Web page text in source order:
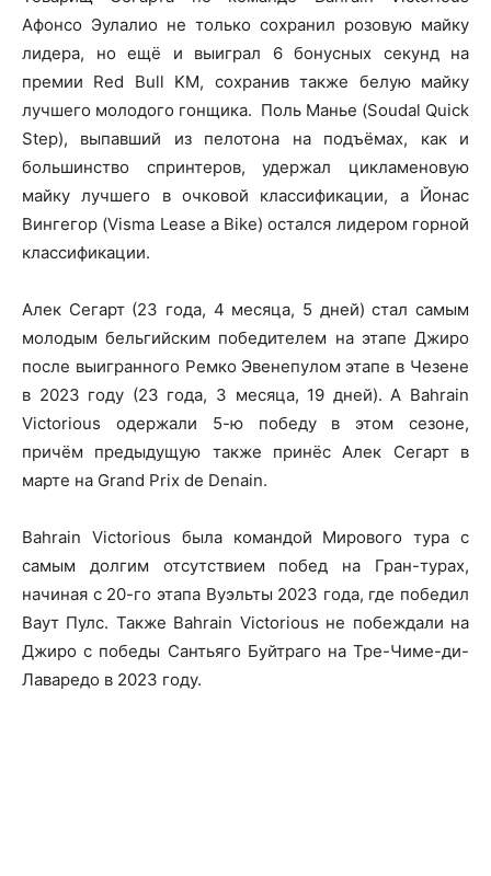
Афонсо Эулалио не только сохранил розовую майку
лидера, но ещё и выиграл 6 бонусных секунд на
премии Red Bull KM, сохранив также белую майку
лучшего молодого гонщика. Поль Манье (Soudal Quick
Step), выпавший из пелотона на подъёмах, как и
большинство спринтеров, удержал цикламеновую
майку лучшего в очковой классификации, а Йонас
Вингегор (Visma Lease a Bike) остался лидером горной
классификации.
Алек Сегарт (23 года, 4 месяца, 5 дней) стал самым
молодым бельгийским победителем на этапе Джиро
после выигранного Ремко Эвенепулом этапе в Чезене
в 2023 году (23 года, 3 месяца, 19 дней). А Bahrain
Victorious одержали 5-ю победу в этом сезоне,
причём предыдущую также принёс Алек Сегарт в
марте на Grand Prix de Denain.
Bahrain Victorious была командой Мирового тура с
самым долгим отсутствием побед на Гран-турах,
начиная с 20-го этапа Вуэльты 2023 года, где победил
Ваут Пулс. Также Bahrain Victorious не побеждали на
Джиро с победы Сантьяго Буйтраго на Тре-Чиме-ди-
Лаваредо в 2023 году.